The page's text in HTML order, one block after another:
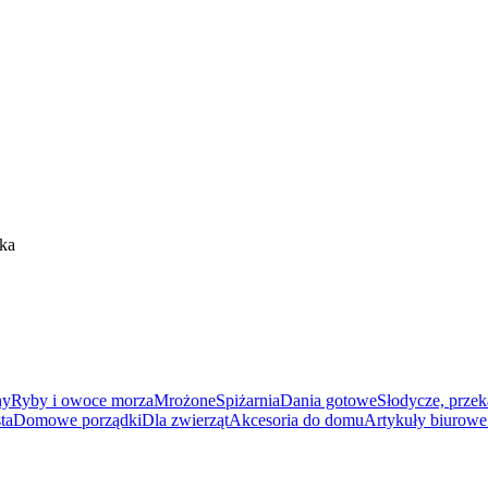
Ryby i owoce morzaMrożoneSpiżarniaDania gotoweSłodycze,
Domowe porządkiDla zwierzątAkcesoria do domuArtykuły